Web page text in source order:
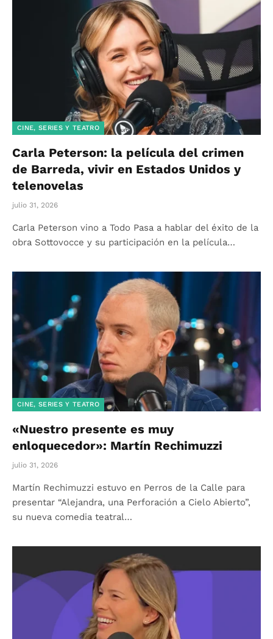
CINE, SERIES Y TEATRO
Carla Peterson: la película del crimen
de Barreda, vivir en Estados Unidos y
telenovelas
julio 31, 2026
Carla Peterson vino a Todo Pasa a hablar del éxito de la
obra Sottovocce y su participación en la película…
CINE, SERIES Y TEATRO
«Nuestro presente es muy
enloquecedor»: Martín Rechimuzzi
julio 31, 2026
Martín Rechimuzzi estuvo en Perros de la Calle para
presentar “Alejandra, una Perforación a Cielo Abierto”,
su nueva comedia teatral…